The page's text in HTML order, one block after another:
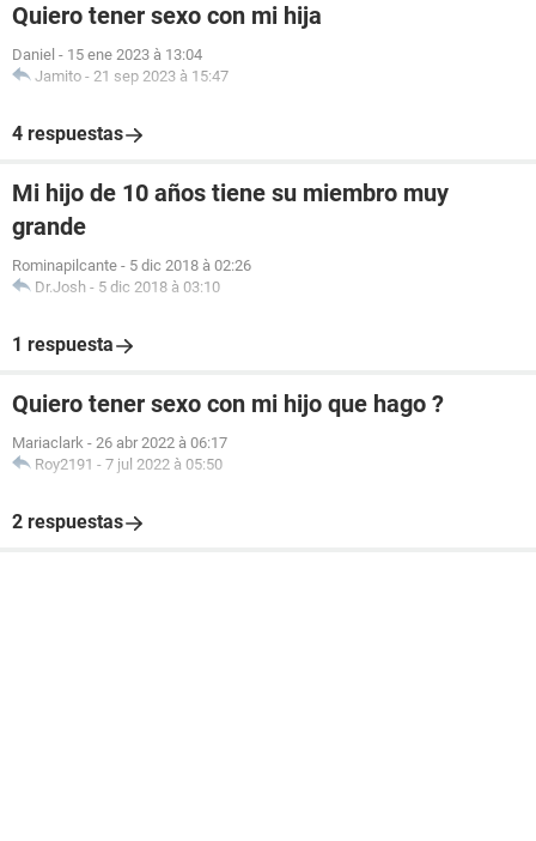
Quiero tener sexo con mi hija
Daniel - 15 ene 2023 à 13:04
Jamito - 21 sep 2023 à 15:47
4 respuestas
Mi hijo de 10 años tiene su miembro muy
grande
Rominapilcante - 5 dic 2018 à 02:26
Dr.Josh - 5 dic 2018 à 03:10
1 respuesta
Quiero tener sexo con mi hijo que hago ?
Mariaclark - 26 abr 2022 à 06:17
Roy2191 - 7 jul 2022 à 05:50
2 respuestas